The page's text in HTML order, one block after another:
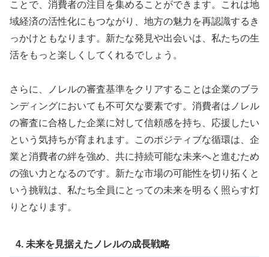
ことで、消費者の注目を集めることができます。これは地
域経済の活性化にもつながり、地方の魅力を再認識するき
っかけともなります。新たな発見や出会いは、私たちの生
活をもっと楽しくしてくれるでしょう。
さらに、ノレルの審査基準をクリアすることは企業のブラ
ンディングにおいても不可欠な要素です。消費者はノレル
の審査に合格した企業に対して信頼感を持ち、応援したい
という気持ちが育まれます。このポジティブな循環は、企
業と消費者の絆を強め、共に持続可能な未来へと進むため
の強い力となるのです。新たな市場の可能性を切り拓くと
いう挑戦は、私たち全員にとっての未来を明るく照らす灯
りとなります。
4. 未来を見据えたノレルの成長戦略